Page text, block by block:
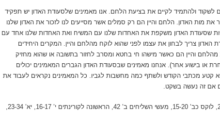
לשקוד ולהתמיד לקיים את בציעת הלחם. אנו מאמינים שלסעודת האדון יש תפקיד
את מות האדון. הלחם והיין הם רק סמלים אשר מסייעים לנו לזכור את האדון שלנו
שסעודת האדון משקפת את האחדות שלנו עם המשיח ואת האחדות שלנו אחד עם
צריך לבחון את עצמו לפני שהוא לוקח מהלחם והיין. המקרים היחידים
והיין הם כאשר מישהו חי בחטא ומסרב לחזור בתשובה או שהוא מחזיק
או בישוע אחר). אנחנו מאמינים שבסעודת האדון הגברים המאמינים יכולים
קטע מכתבי הקודש ולשתף כמה מחשבות לגביו. כל המאמינים נקראים לעבוד את
אם זה נעשה בשקט.